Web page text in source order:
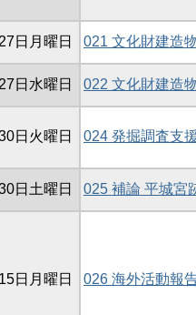
日月曜日 021 文化財建造
日水曜日 022 文化財建造
日火曜日 024 発掘調査支
日土曜日 025 補論 平城宮
日月曜日 026 海外活動報